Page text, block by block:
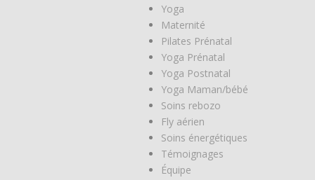
Yoga
Maternité
Pilates Prénatal
Yoga Prénatal
Yoga Postnatal
Yoga Maman/bébé
Soins rebozo
Fly aérien
Soins énergétiques
Témoignages
Équipe